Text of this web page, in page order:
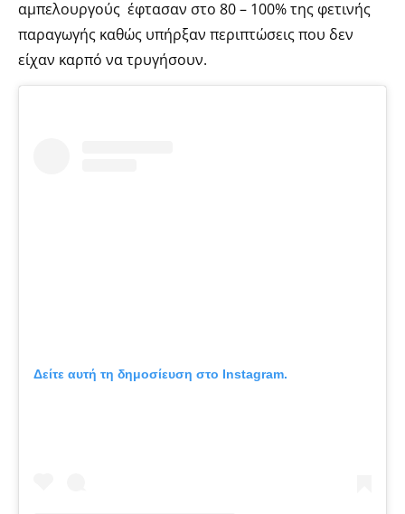
αμπελουργούς έφτασαν στο 80 – 100% της φετινής
παραγωγής καθώς υπήρξαν περιπτώσεις που δεν
είχαν καρπό να τρυγήσουν.
Δείτε αυτή τη δημοσίευση στο Instagram.